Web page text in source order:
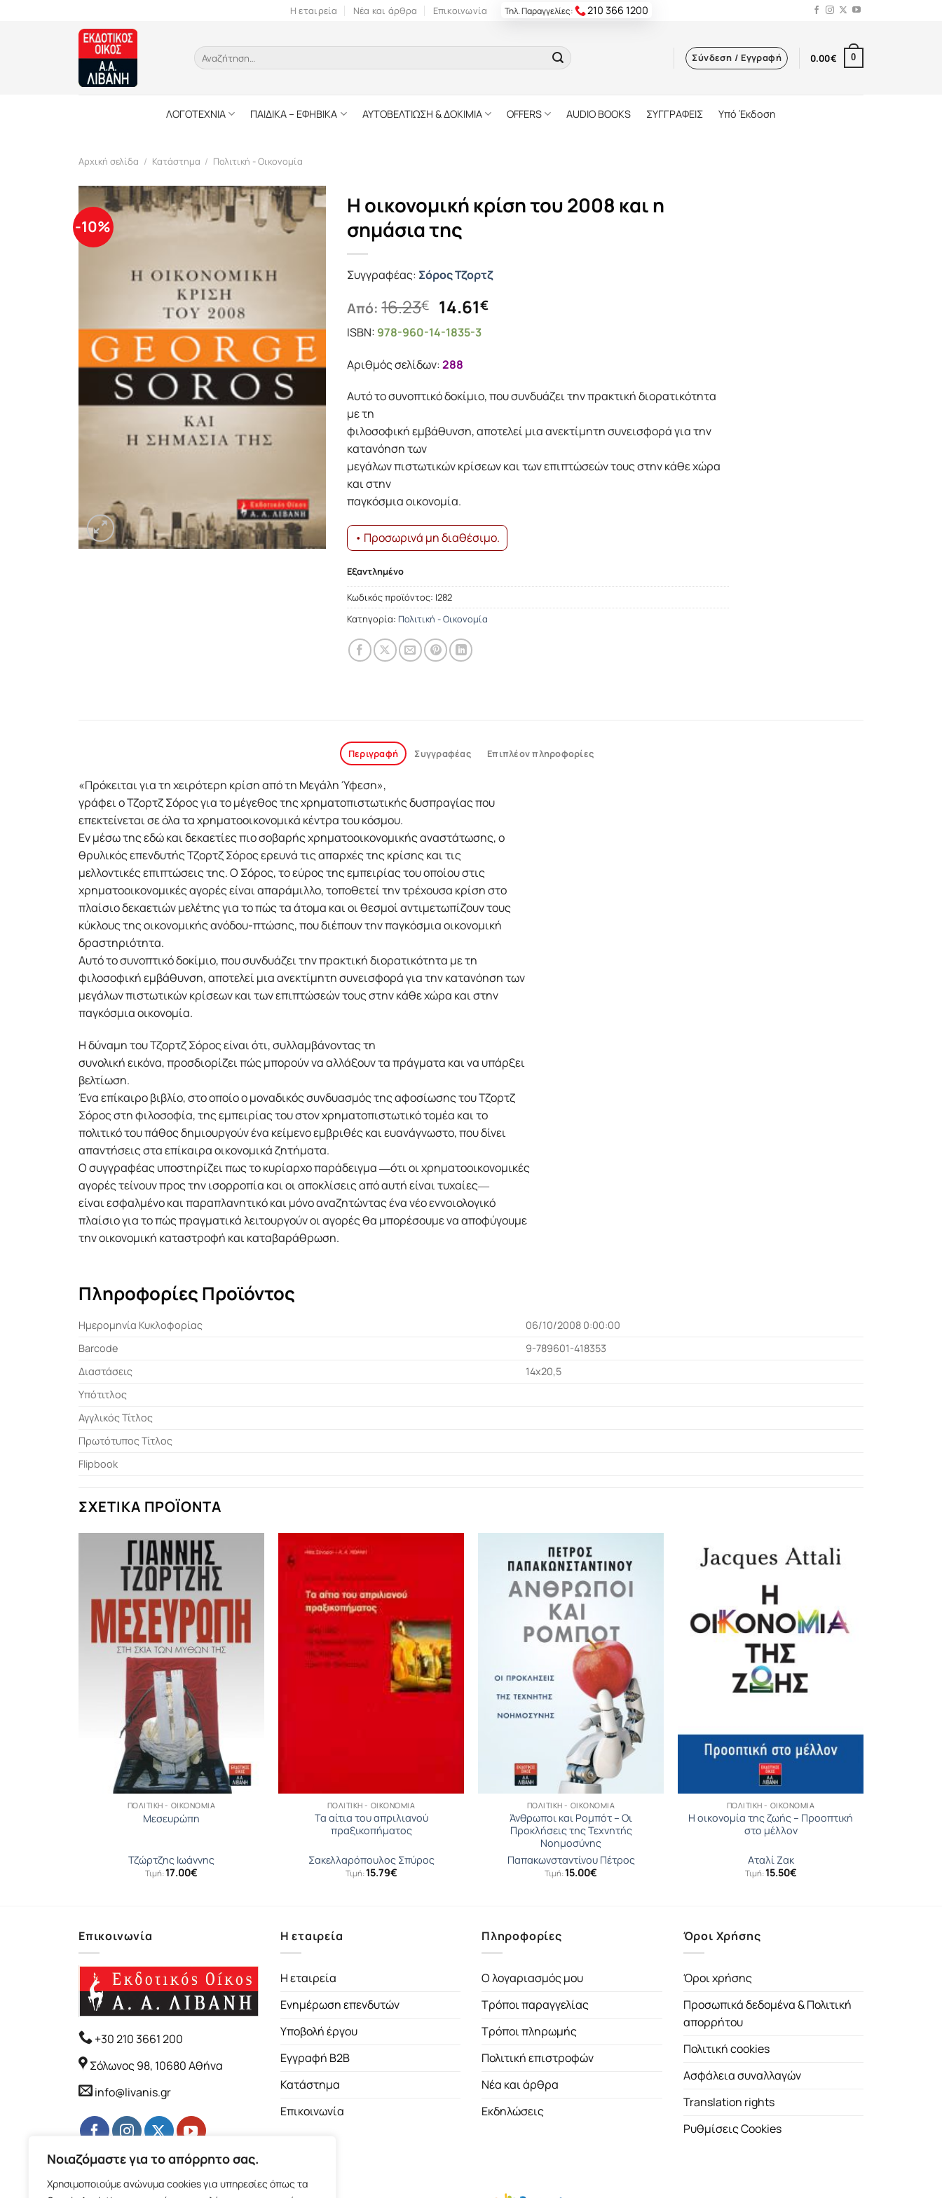
Νοιαζόμαστε για το απόρρητο σας.
Χρησιμοποιούμε ανώνυμα cookies για υπηρεσίες όπως τα
Η εταιρεία Νέα και άρθρα Επικοινωνία Τηλ. Παραγγελίες: 210 366 1200
Αναζήτηση
για:
Σύνδεση / Εγγραφή 0.00€ 0
ΛΟΓΟΤΕΧΝΙΑ ΠΑΙΔΙΚΑ – ΕΦΗΒΙΚΑ ΑΥΤΟΒΕΛΤΙΩΣΗ & ΔΟΚΙΜΙΑ OFFERS AUDIO BOOKS ΣΥΓΓΡΑΦΕΙΣ Υπό Έκδοση
Αρχική σελίδα / Κατάστημα / Πολιτική - Οικονομία
-10%
Η οικονομική κρίση του 2008 και η
σημάσια της
Συγγραφέας: Σόρος Τζορτζ
Από:16.23€ Original
price
was:
16.23€.
14.61€Η
ISBN: 978-960-14-1835-3
Αριθμός σελίδων:288
Αυτό το συνοπτικό δοκίμιο, που συνδυάζει την πρακτική διορατικότητα
με τη
φιλοσοφική εμβάθυνση, αποτελεί μια ανεκτίμητη συνεισφορά για την
κατανόηση των
μεγάλων πιστωτικών κρίσεων και των επιπτώσεών τους στην κάθε χώρα
και στην
παγκόσμια οικονομία.
• Προσωρινά μη διαθέσιμο.
Εξαντλημένο
Κωδικός προϊόντος: Ι282
Κατηγορία: Πολιτική - Οικονομία
Περιγραφή Συγγραφέας Επιπλέον πληροφορίες
«Πρόκειται για τη χειρότερη κρίση από τη Μεγάλη Ύφεση»,
γράφει ο Τζορτζ Σόρος για το μέγεθος της χρηματοπιστωτικής δυσπραγίας που
επεκτείνεται σε όλα τα χρηματοοικονομικά κέντρα του κόσμου.
Εν μέσω της εδώ και δεκαετίες πιο σοβαρής χρηματοοικονομικής αναστάτωσης, ο
θρυλικός επενδυτής Τζορτζ Σόρος ερευνά τις απαρχές της κρίσης και τις
μελλοντικές επιπτώσεις της. Ο Σόρος, το εύρος της εμπειρίας του οποίου στις
χρηματοοικονομικές αγορές είναι απαράμιλλο, τοποθετεί την τρέχουσα κρίση στο
πλαίσιο δεκαετιών μελέτης για το πώς τα άτομα και οι θεσμοί αντιμετωπίζουν τους
κύκλους της οικονομικής ανόδου-πτώσης, που διέπουν την παγκόσμια οικονομική
δραστηριότητα.
Αυτό το συνοπτικό δοκίμιο, που συνδυάζει την πρακτική διορατικότητα με τη
φιλοσοφική εμβάθυνση, αποτελεί μια ανεκτίμητη συνεισφορά για την κατανόηση των
μεγάλων πιστωτικών κρίσεων και των επιπτώσεών τους στην κάθε χώρα και στην
παγκόσμια οικονομία.
Η δύναμη του Τζορτζ Σόρος είναι ότι, συλλαμβάνοντας τη
συνολική εικόνα, προσδιορίζει πώς μπορούν να αλλάξουν τα πράγματα και να υπάρξει
βελτίωση.
Ένα επίκαιρο βιβλίο, στο οποίο ο μοναδικός συνδυασμός της αφοσίωσης του Τζορτζ
Σόρος στη φιλοσοφία, της εμπειρίας του στον χρηματοπιστωτικό τομέα και το
πολιτικό του πάθος δημιουργούν ένα κείμενο εμβριθές και ευανάγνωστο, που δίνει
απαντήσεις στα επίκαιρα οικονομικά ζητήματα.
Ο συγγραφέας υποστηρίζει πως το κυρίαρχο παράδειγμα ―ότι οι χρηματοοικονομικές
αγορές τείνουν προς την ισορροπία και οι αποκλίσεις από αυτή είναι τυχαίες―
είναι εσφαλμένο και παραπλανητικό και μόνο αναζητώντας ένα νέο εννοιολογικό
πλαίσιο για το πώς πραγματικά λειτουργούν οι αγορές θα μπορέσουμε να αποφύγουμε
την οικονομική καταστροφή και καταβαράθρωση.
Πληροφορίες Προϊόντος
Ημερομηνία Κυκλοφορίας
06/10/2008 0:00:00
Barcode
9-789601-418353
Διαστάσεις
14x20,5
Υπότιτλος
Αγγλικός Τίτλος
Πρωτότυπος Τίτλος
Flipbook
ΣΧΕΤΙΚΆ ΠΡΟΪΌΝΤΑ
ΠΟΛΙΤΙΚΉ - ΟΙΚΟΝΟΜΊΑ
Μεσευρώπη
Τζώρτζης Ιωάννης
Τιμή:17.00€
ΠΟΛΙΤΙΚΉ - ΟΙΚΟΝΟΜΊΑ
Τα αίτια του απριλιανού
πραξικοπήματος
Σακελλαρόπουλος Σπύρος
Τιμή:15.79€
ΠΟΛΙΤΙΚΉ - ΟΙΚΟΝΟΜΊΑ
Άνθρωποι και Ρομπότ – Οι
Προκλήσεις της Τεχνητής
Νοημοσύνης
Παπακωνσταντίνου Πέτρος
Τιμή:15.00€
ΠΟΛΙΤΙΚΉ - ΟΙΚΟΝΟΜΊΑ
Η οικονομία της ζωής – Προοπτική
στο μέλλον
Αταλί Ζακ
Τιμή:15.50€
Επικοινωνία
+30 210 3661 200
Σόλωνος 98, 10680 Αθήνα
info@livanis.gr
Η εταιρεία
Η εταιρεία
Ενημέρωση επενδυτών
Υποβολή έργου
Εγγραφή B2B
Κατάστημα
Επικοινωνία
Πληροφορίες
Ο λογαριασμός μου
Τρόποι παραγγελίας
Τρόποι πληρωμής
Πολιτική επιστροφών
Νέα και άρθρα
Εκδηλώσεις
Όροι Χρήσης
Όροι χρήσης
Προσωπικά δεδομένα & Πολιτική
απορρήτου
Πολιτική cookies
Ασφάλεια συναλλαγών
Translation rights
Ρυθμίσεις Cookies